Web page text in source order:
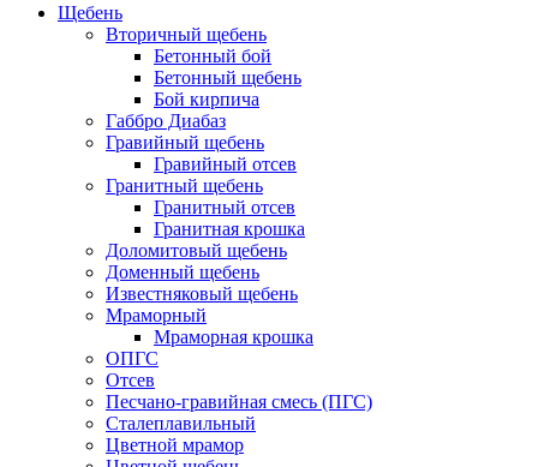
Щебень
Вторичный щебень
Бетонный бой
Бетонный щебень
Бой кирпича
Габбро Диабаз
Гравийный щебень
Гравийный отсев
Гранитный щебень
Гранитный отсев
Гранитная крошка
Доломитовый щебень
Доменный щебень
Известняковый щебень
Мраморный
Мраморная крошка
ОПГС
Отсев
Песчано-гравийная смесь (ПГС)
Сталеплавильный
Цветной мрамор